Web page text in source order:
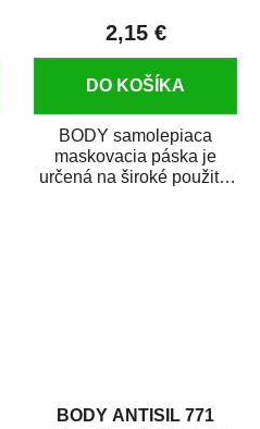
2,15 €
DO KOŠÍKA
BODY samolepiaca
maskovacia páska je
určená na široké použitie
BODY ANTISIL 771